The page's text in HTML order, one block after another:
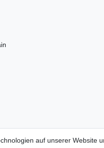
auf unserer Website